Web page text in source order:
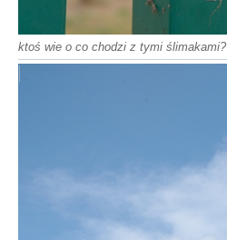
ktoś wie o co chodzi z tymi ślimakami?